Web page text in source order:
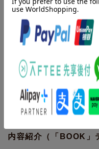
内容紹介（JPROより）
種が芽を出し、つるが伸び
き方を教えますが、できま
いろいろなつる植物が自分
せん。いったい何の植物な
たり吸盤で貼りついたり、
通しているのは周りに支え
植物を支えてやることも…
内容紹介（「BOOK」